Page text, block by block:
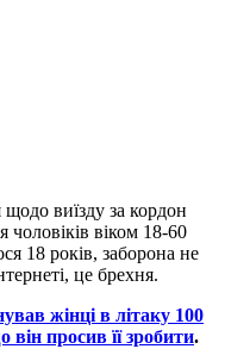
виїзду за кордон
чоловіків віком 18-60
18 років, заборона не
це брехня.
жінці в літаку 100
просив її зробити.